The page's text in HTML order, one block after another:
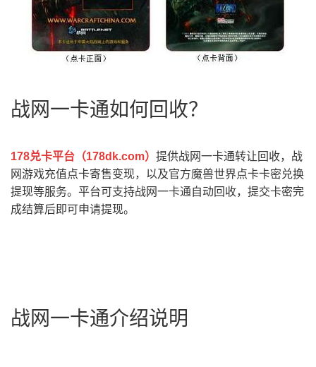
战网一卡通如何回收？
178兑卡平台（178dk.com） 提供战网一卡通转让回收，战
网游戏充值点卡寄售变现，以及官方魔兽世界点卡卡密兑换
提现等服务。平台可支持战网一卡通自动回收，提交卡密完
成结算后即可申请提现。
战网一卡通介绍说明